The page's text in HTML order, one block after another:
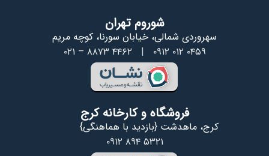
شوروم تهران
سهروردی شمالی، خیابان سورنا، کوچه مریم
۰۲۱ – ۸۸۷۳ ۴۴۶۲ | ۰۹۱۲ ۰۱۲ ۰۴۵۹
فروشگاه و کارخانه کرج
کرج، ماهدشت {بازدید با هماهنگی}
۰۹۱۲ ۸۹۴ ۵۳۲۱